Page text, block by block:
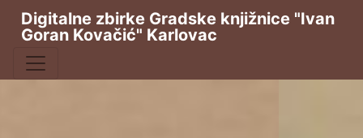
Digitalne zbirke Gradske knjižnice "Ivan
Goran Kovačić" Karlovac